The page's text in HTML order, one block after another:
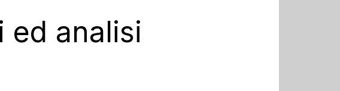
ed analisi